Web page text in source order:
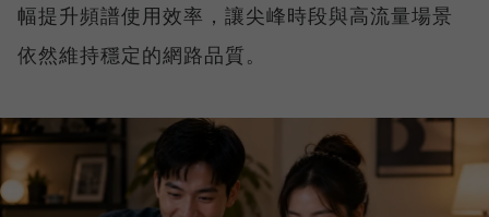
幅提升頻譜使用效率，讓尖峰時段與高流量場景
依然維持穩定的網路品質。